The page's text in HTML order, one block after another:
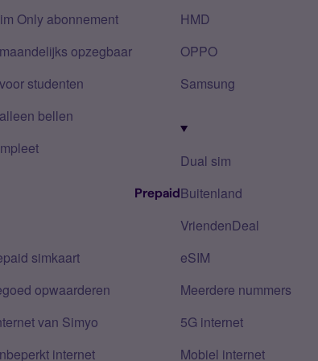
Only abonnement
opzegbaar
studenten
bellen
Prepaid
simkaart
opwaarderen
van Simyo
internet
HMD
OPPO
Samsung
Dual sim
Buitenland
VriendenDeal
eSIM
Meerdere nummers
5G internet
Mobiel internet